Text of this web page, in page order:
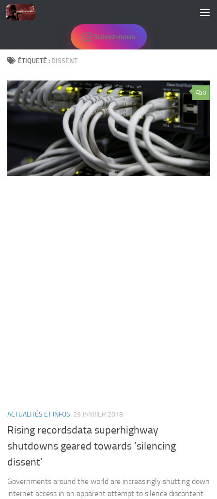
Skip to content
Suivez-nous
ÉTIQUETÉ : DISSENT
0
ACTUALITÉS ET INFOS 29 JANVIER 2018
Rising recordsdata superhighway
shutdowns geared towards ‘silencing
dissent’
Governments around the world are increasingly shutting down
internet access in an apparent attempt to silence discontent